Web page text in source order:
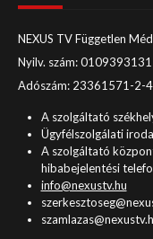
NEXUS TV Független
Nyilv. szám: 0109393131
Adószám: 23361571-2-
A szolgáltató
Ügyfélszolgálati
A szolgáltató
hibabejelentési
info@nexustv.hu